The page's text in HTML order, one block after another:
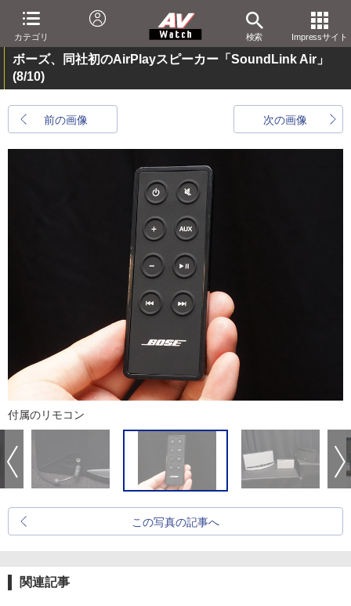
カテゴリ 検索 Impressサイト
ボーズ、同社初のAirPlayスピーカー「SoundLink Air」
(8/10)
前の画像 次の画像
付属のリモコン
この写真の記事へ
関連記事